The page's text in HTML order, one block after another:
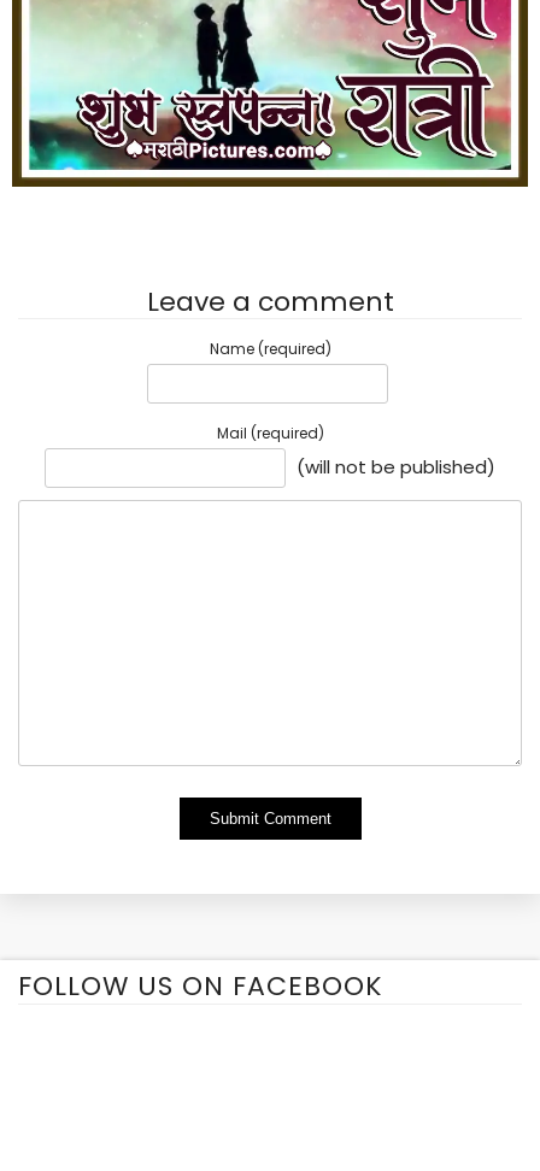
Leave a comment
Name (required)
Mail (required)
(will not be published)
FOLLOW US ON FACEBOOK